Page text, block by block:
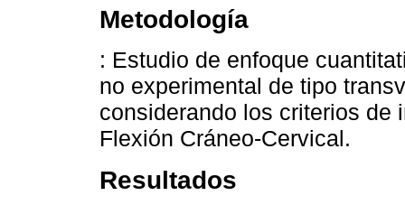
Metodología
: Estudio de enfoque
no experimental de tipo
considerando los criterios de
Flexión Cráneo-Cervical.
Resultados